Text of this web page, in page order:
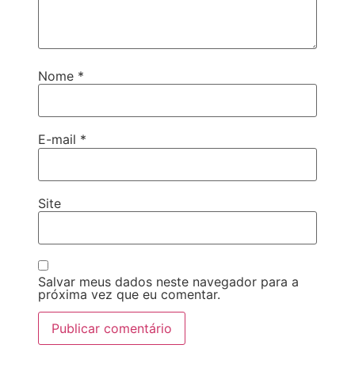
Nome *
E-mail *
Site
Salvar meus dados neste navegador para a
próxima vez que eu comentar.